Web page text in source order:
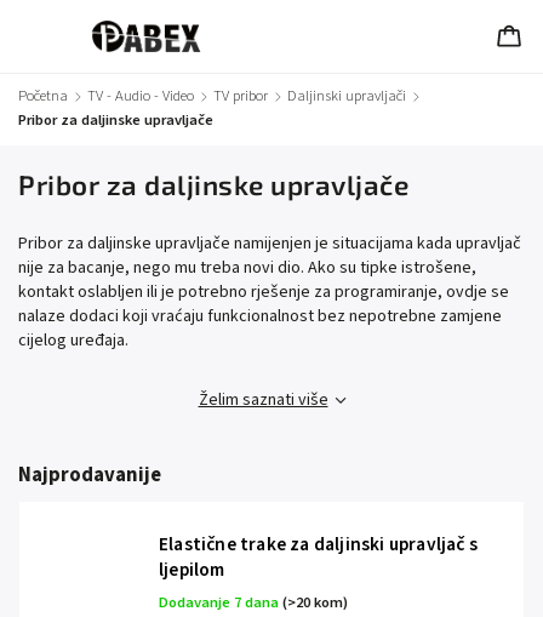
Početna / TV - Audio - Video / TV pribor / Daljinski upravljači /
Pribor za daljinske upravljače
Pribor za daljinske upravljače
Pribor za daljinske upravljače namijenjen je situacijama kada upravljač
nije za bacanje, nego mu treba novi dio. Ako su tipke istrošene,
kontakt oslabljen ili je potrebno rješenje za programiranje, ovdje se
nalaze dodaci koji vraćaju funkcionalnost bez nepotrebne zamjene
cijelog uređaja.
Želim saznati više
Najprodavanije
Elastične trake za daljinski upravljač s
ljepilom
Dodavanje 7 dana(>20 kom)